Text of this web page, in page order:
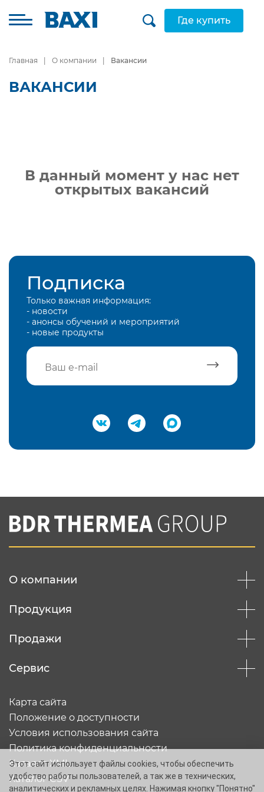
Где купить
Главная О компании Вакансии
ВАКАНСИИ
В данный момент у нас нет
открытых вакансий
Подписка
Только важная информация:
- новости
- анонсы обучений и мероприятий
- новые продукты
Подтвердить e-mail
Вы соглашаетесь с нашей политикой
конфеденциальности
О компании
Продукция
Продажи
Сервис
Карта сайта
Положение о доступности
Условия использования сайта
Политика конфиденциальности
Каталог XML
Каталог CSV
Этот сайт использует файлы cookies, чтобы обеспечить
удобство работы пользователей, а так же в технических,
аналитических и рекламных целях. Нажимая кнопку "Понятно"